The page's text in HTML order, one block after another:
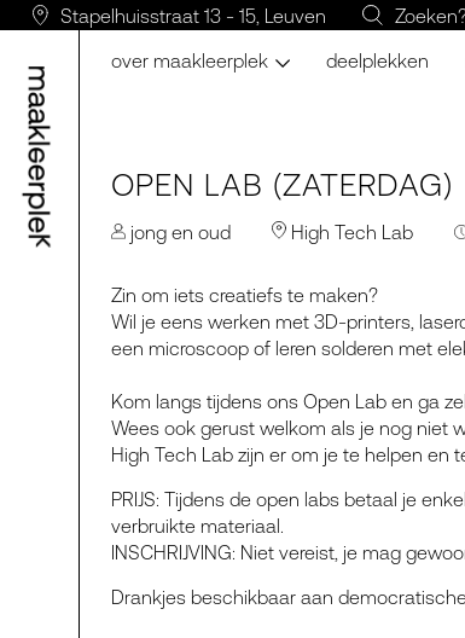
Stapelhuisstraat 13 - 15, Leuven
over maakleerplek deelplekken
OPEN LAB (ZATERDAG)
jong en oud High Tech Lab
Zin om iets creatiefs te maken?
Wil je eens werken met 3D-printers,
een microscoop of leren solderen met
Kom langs tijdens ons Open Lab en ga
Wees ook gerust welkom als je nog niet
High Tech Lab zijn er om je te helpen en
PRIJS: Tijdens de open labs betaal je
verbruikte materiaal.
INSCHRIJVING: Niet vereist, je mag
Drankjes beschikbaar aan